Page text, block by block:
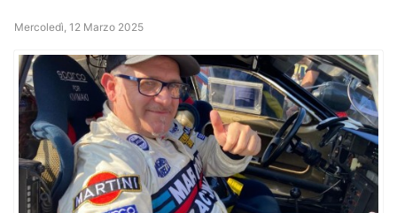
Mercoledì, 12 Marzo 2025